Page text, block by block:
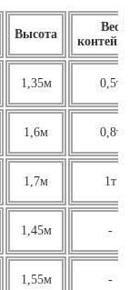
Высота
Вес
1,35м 0,5т
1,6м 0,8т
1,7м 1т
1,45м -
1,55м -